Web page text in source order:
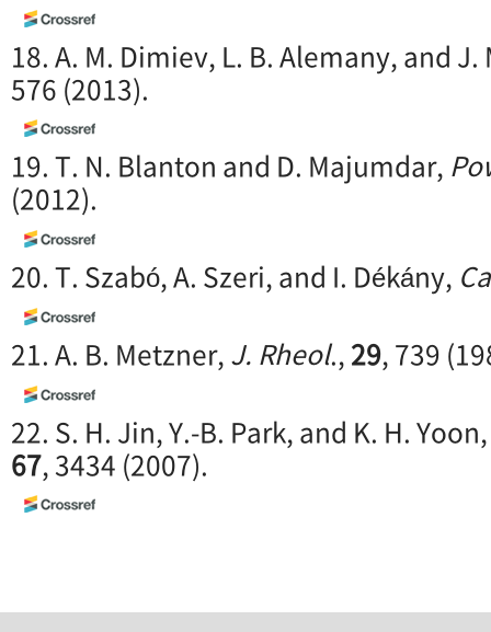
18. A. M. Dimiev, L. B. Alemany, and
576 (2013).
19. T. N. Blanton and D. Majumdar,
(2012).
20. T. Szabó, A. Szeri, and I. Dékány,
21. A. B. Metzner,J. Rheol.,29, 739
22. S. H. Jin, Y.-B. Park, and K. H.
67, 3434 (2007).